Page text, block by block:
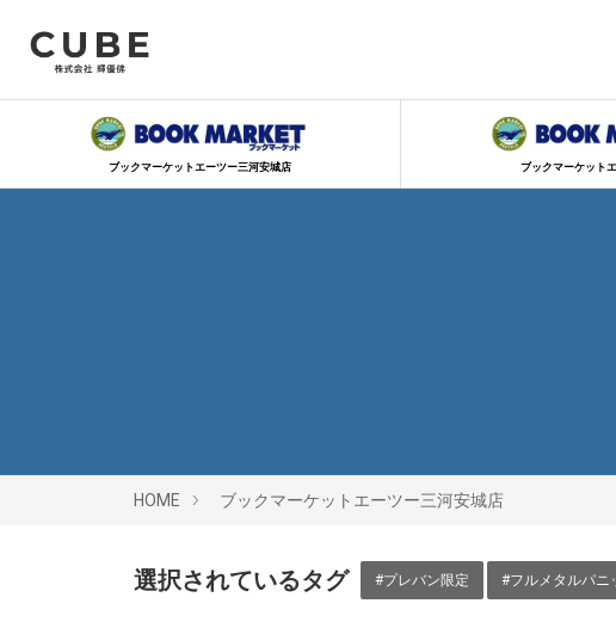
ブックマーケットエーツー三河安城店 ブックマーケット
HOME ブックマーケットエーツー三河安城店
選択されているタグ #プレバン限定 #フルメタルパニ